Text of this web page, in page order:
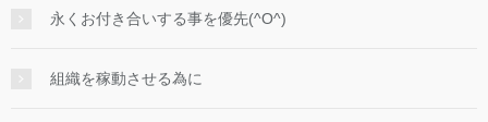
永くお付き合いする事を優先(^O^)
組織を稼動させる為に